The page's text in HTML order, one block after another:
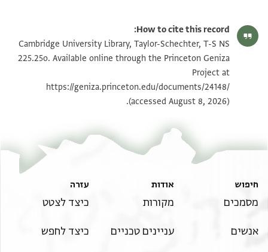
T-S NS 225.25o 1v הגדל וסובב
תנאי היתר שימוש בתצלום
How to cite this record:
Cambridge University Library, Taylor-Schechter, T-S NS
225.25o. Available online through the Princeton Geniza
Project at
https://geniza.princeton.edu/documents/24148/
(accessed August 8, 2026).
חיפוש
מסמכים
אנשים
אודות
מקורות
עניינים טכניים
עזרה
כיצד לצטט
כיצד לחפש